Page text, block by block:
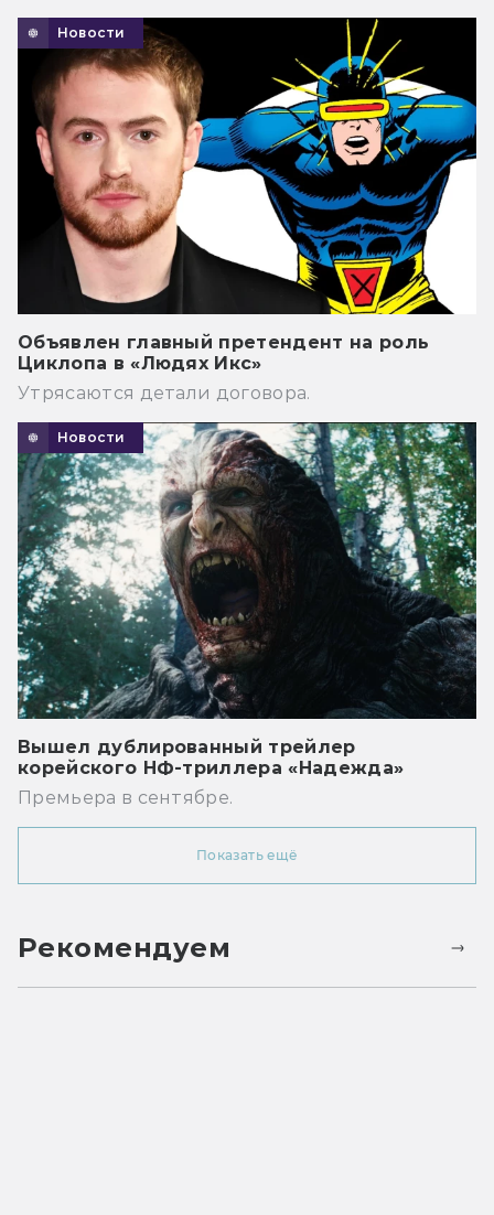
Новости
Объявлен главный претендент на роль
Циклопа в «Людях Икс»
Утрясаются детали договора.
Новости
Вышел дублированный трейлер
корейского НФ-триллера «Надежда»
Премьера в сентябре.
Показать ещё
Рекомендуем